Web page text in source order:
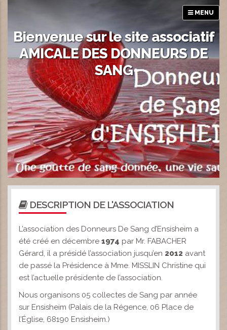
MENU
Bienvenue sur le site associatif
AMICALE DES DONNEURS DE
SANG
DESCRIPTION DE L'ASSOCIATION
L’association des Donneurs De Sang d’Ensisheim a
été créé en décembre 1974 par Mr. FABACHER
Gérard, il a présidé l’association jusqu’en 2012 avant
de passé la Présidence à Mme. MISSLIN Christine qui
est l’actuelle présidente de l’association.
Nous organisons 05 collectes de Sang par année
sur Ensisheim (Palais de la Régence, 06 Place de
l’Église, 68190 Ensisheim.)